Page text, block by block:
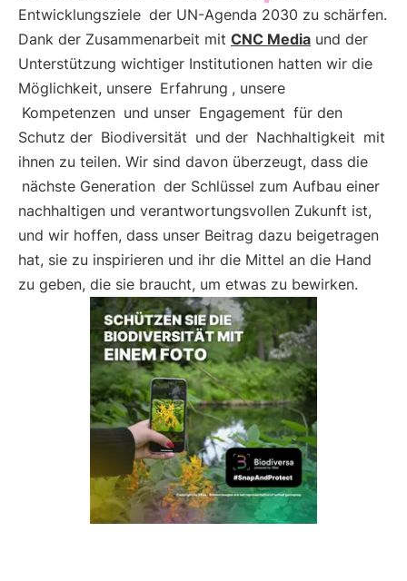
Entwicklungsziele der UN-Agenda 2030 zu schärfen.
Dank der Zusammenarbeit mit CNC Media und der
Unterstützung wichtiger Institutionen hatten wir die
Möglichkeit, unsere Erfahrung , unsere
Kompetenzen und unser Engagement für den
Schutz der Biodiversität und der Nachhaltigkeit mit
ihnen zu teilen. Wir sind davon überzeugt, dass die
nächste Generation der Schlüssel zum Aufbau einer
nachhaltigen und verantwortungsvollen Zukunft ist,
und wir hoffen, dass unser Beitrag dazu beigetragen
hat, sie zu inspirieren und ihr die Mittel an die Hand
zu geben, die sie braucht, um etwas zu bewirken.